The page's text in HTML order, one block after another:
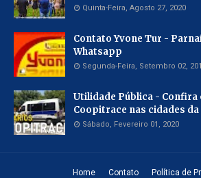
Quinta-Feira, Agosto 27, 2020
Contato Yvone Tur -
Whatsapp
Segunda-Feira, Setembro 02,
Utilidade Pública - Confira
Coopitrace nas cidades
Sábado, Fevereiro 01, 2020
Home Contato Política de